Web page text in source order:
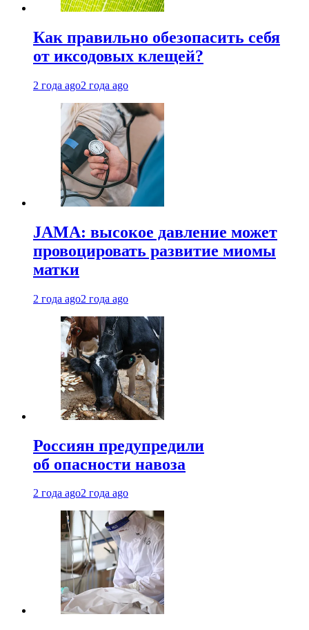
Как правильно обезопасить себя
от иксодовых клещей?
2 года ago2 года ago
JAMA: высокое давление может
провоцировать развитие миомы
матки
2 года ago2 года ago
Россиян предупредили
об опасности навоза
2 года ago2 года ago